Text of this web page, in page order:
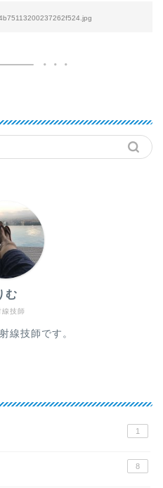
線技師
む
線技師です。
1
8